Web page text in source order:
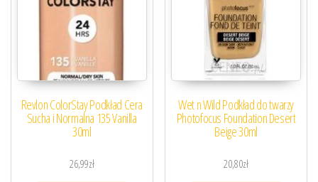
Revlon ColorStay Podkład Cera
Sucha i Normalna 135 Vanilla
30ml
26,99zł
Wet n Wild Podkład do twarzy
Photofocus Foundation Desert
Beige 30ml
20,80zł